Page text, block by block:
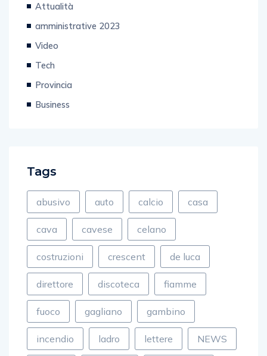
Attualità
amministrative 2023
Video
Tech
Provincia
Business
Tags
abusivo auto calcio casa
cava cavese celano
costruzioni crescent de luca
direttore discoteca fiamme
fuoco gagliano gambino
incendio ladro lettere NEWS